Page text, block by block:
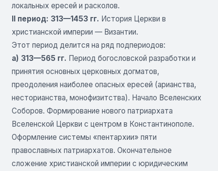
локальных ересей и расколов.
II период: 313—1453 гг. История Церкви в
христианской империи — Византии.
Этот период делится на ряд подпериодов:
а) 313—565 гг. Период богословской разработки и
принятия основных церковных догматов,
преодоления наиболее опасных ересей (арианства,
несторианства, монофизитства). Начало Вселенских
Соборов. Формирование нового патриархата
Вселенской Церкви с центром в Константинополе.
Оформление системы «пентархии» пяти
православных патриархатов. Окончательное
сложение христианской империи с юридическим